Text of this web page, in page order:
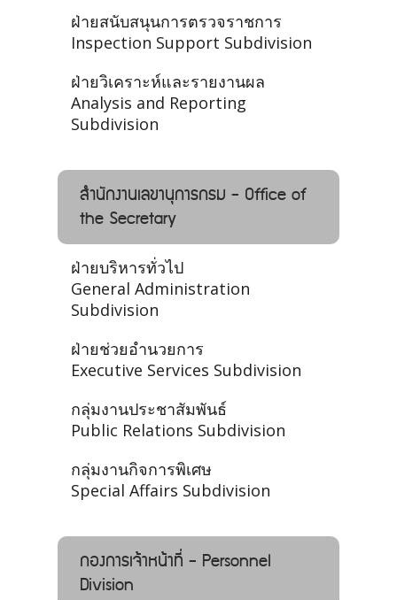
ฝ่ายสนับสนุนการตรวจราชการ
Inspection Support Subdivision
ฝ่ายวิเคราะห์และรายงานผล
Analysis and Reporting
Subdivision
สำนักงานเลขานุการกรม - Office of
the Secretary
ฝ่ายบริหารทั่วไป
General Administration
Subdivision
ฝ่ายช่วยอำนวยการ
Executive Services Subdivision
กลุ่มงานประชาสัมพันธ์
Public Relations Subdivision
กลุ่มงานกิจการพิเศษ
Special Affairs Subdivision
กองการเจ้าหน้าที่ - Personnel
Division